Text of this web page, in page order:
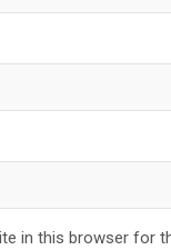
in this browser for